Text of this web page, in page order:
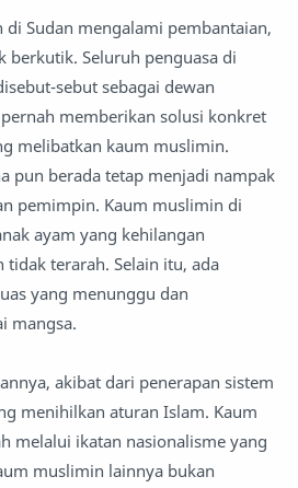
Sudan mengalami pembantaian,
berkutik. Seluruh penguasa di
sebut sebagai dewan
memberikan solusi konkret
melibatkan kaum muslimin.
pun berada tetap menjadi nampak
pemimpin. Kaum muslimin di
ayam yang kehilangan
terarah. Selain itu, ada
yang menunggu dan
mangsa.
akibat dari penerapan sistem
menihilkan aturan Islam. Kaum
melalui ikatan nasionalisme yang
muslimin lainnya bukan